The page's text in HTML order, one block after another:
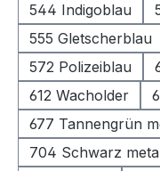
544 Indigoblau
555 Gletscherblau
572 Polizeiblau
612 Wacholder
677 Tannengrün
704 Schwarz